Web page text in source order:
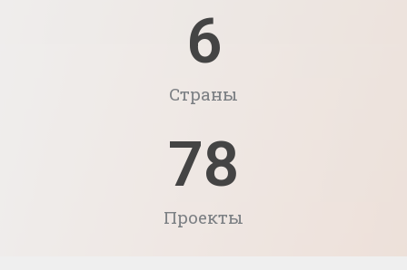
6
Страны
78
Проекты